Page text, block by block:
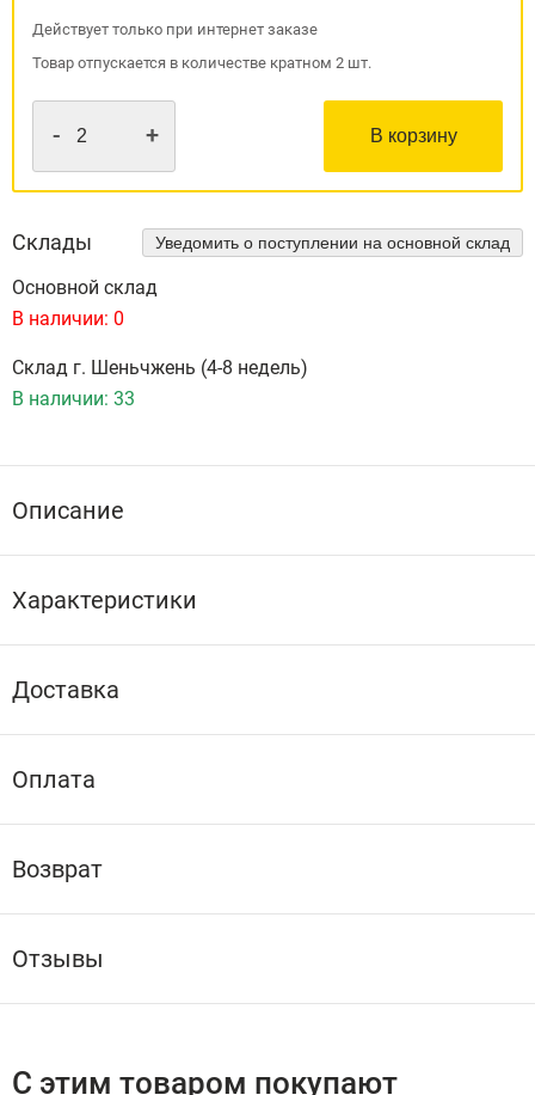
- + В корзину
Действует только при интернет заказе
Товар отпускается в количестве кратном 2 шт.
Склады Уведомить о поступлении на основной склад
Основной склад
В наличии: 0
Склад г. Шеньчжень (4-8 недель)
В наличии: 33
Описание
Характеристики
Доставка
Оплата
Возврат
Отзывы
С этим товаром покупают